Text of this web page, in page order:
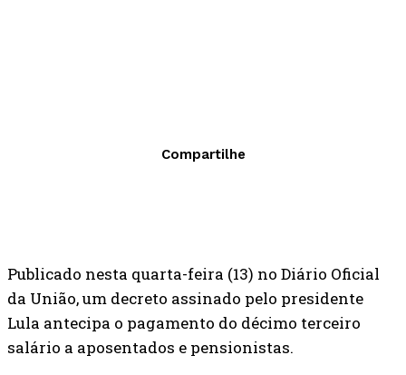
Compartilhe
Publicado nesta quarta-feira (13) no Diário Oficial
da União, um decreto assinado pelo presidente
Lula antecipa o pagamento do décimo terceiro
salário a aposentados e pensionistas.